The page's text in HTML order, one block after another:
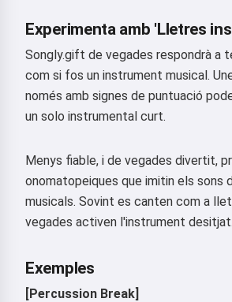
Experimenta amb 'Lletres
Songly.gift de vegades respondrà a
com si fos un instrument musical.
només amb signes de puntuació
un solo instrumental curt.
Menys fiable, i de vegades divertit,
onomatopeiques que imitin els sons
musicals. Sovint es canten com a
vegades activen l'instrument desitjat.
Exemples
[Percussion Break]